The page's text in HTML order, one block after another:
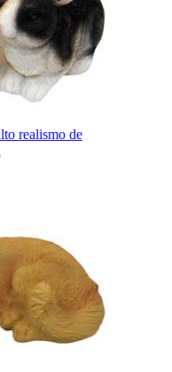
realismo de